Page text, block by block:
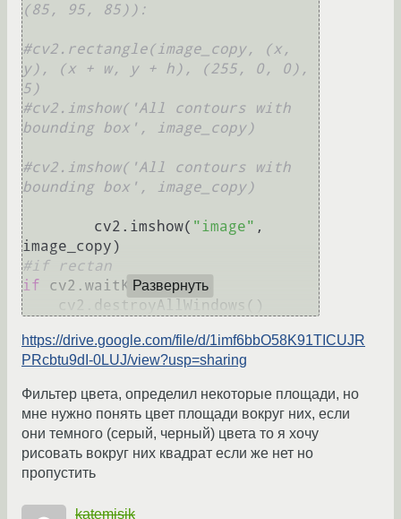
(85, 95, 85)):
#cv2.rectangle(image_copy, (x,
y), (x + w, y + h), (255, 0, 0),
5)
#cv2.imshow('All contours with
bounding box', image_copy)
#cv2.imshow('All contours with
bounding box', image_copy)
        cv2.imshow(
"image" ,
#if rectan
if
cv2.waitKey(0):
Развернуть
https://drive.google.com/file/d/1imf6bbO58K91TICUJR
PRcbtu9dI-0LUJ/view?usp=sharing
Фильтер цвета, определил некоторые площади, но
мне нужно понять цвет площади вокруг них, если
они темного (серый, черный) цвета то я хочу
рисовать вокруг них квадрат если же нет но
пропустить
katemisik